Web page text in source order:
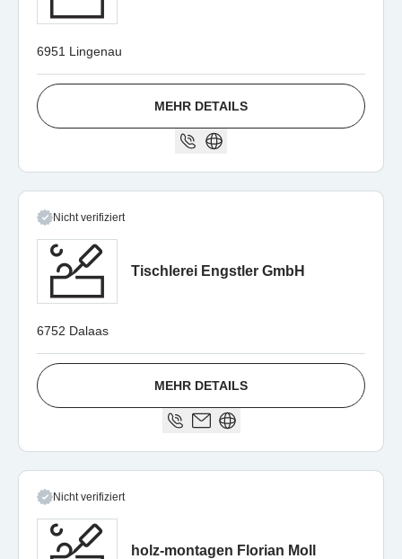
6951 Lingenau
MEHR DETAILS
Nicht verifiziert
Tischlerei Engstler GmbH
6752 Dalaas
MEHR DETAILS
Nicht verifiziert
holz-montagen Florian Moll